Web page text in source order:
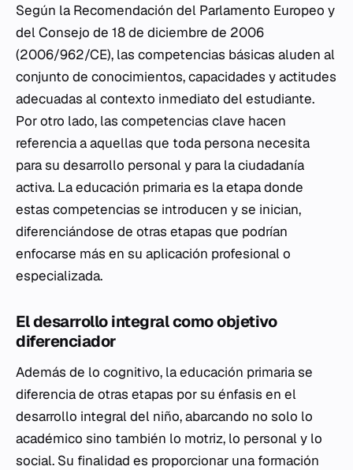
Según la Recomendación del Parlamento Europeo y
del Consejo de 18 de diciembre de 2006
(2006/962/CE), las competencias básicas aluden al
conjunto de conocimientos, capacidades y actitudes
adecuadas al contexto inmediato del estudiante.
Por otro lado, las competencias clave hacen
referencia a aquellas que toda persona necesita
para su desarrollo personal y para la ciudadanía
activa. La educación primaria es la etapa donde
estas competencias se introducen y se inician,
diferenciándose de otras etapas que podrían
enfocarse más en su aplicación profesional o
especializada.
El desarrollo integral como objetivo
diferenciador
Además de lo cognitivo, la educación primaria se
diferencia de otras etapas por su énfasis en el
desarrollo integral del niño, abarcando no solo lo
académico sino también lo motriz, lo personal y lo
social. Su finalidad es proporcionar una formación